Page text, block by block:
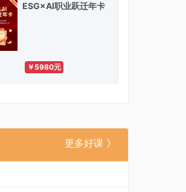
ESG×AI职业跃迁年卡
￥5980元
更多好课 》